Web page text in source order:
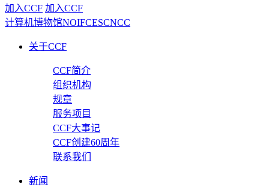
加入CCF 加入CCF
计算机博物馆NOIFCESCNCC
关于CCF
CCF简介
组织机构
规章
服务项目
CCF大事记
CCF创建60周年
联系我们
新闻